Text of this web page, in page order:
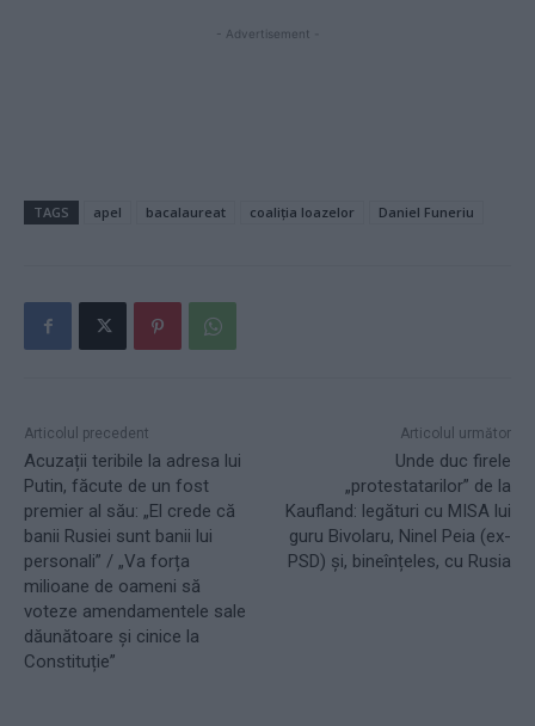
- Advertisement -
TAGS apel bacalaureat coaliția loazelor Daniel Funeriu
Articolul precedent
Acuzații teribile la adresa lui
Putin, făcute de un fost
premier al său: „El crede că
banii Rusiei sunt banii lui
personali” / „Va forța
milioane de oameni să
voteze amendamentele sale
dăunătoare și cinice la
Constituție”
Articolul următor
Unde duc firele
„protestatarilor” de la
Kaufland: legături cu MISA lui
guru Bivolaru, Ninel Peia (ex-
PSD) și, bineînțeles, cu Rusia